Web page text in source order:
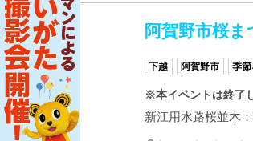
阿賀野市桜ま
下越 阿賀野市 季節
※本イベントは終了
新江用水路桜並木